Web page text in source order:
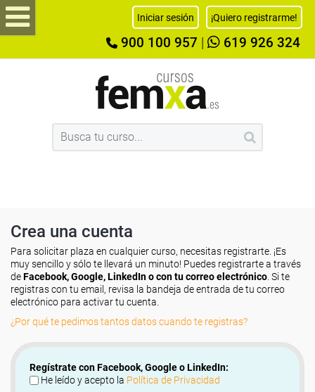
Iniciar sesión ¡Quiero registrarme!
900 100 957 619 926 324
Crea una cuenta
Para solicitar plaza en cualquier curso, necesitas registrarte. ¡Es
muy sencillo y sólo te llevará un minuto! Puedes registrarte a través
deFacebook, Google, LinkedIn o con tu correo electrónico . Si te
registras con tu email, revisa la bandeja de entrada de tu correo
electrónico para activar tu cuenta.
¿Por qué te pedimos tantos datos cuando te registras?
Regístrate con Facebook, Google o LinkedIn:
He leído y acepto la Política de Privacidad